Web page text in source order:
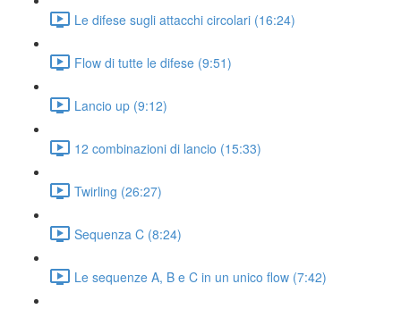
Le difese sugli attacchi circolari (16:24)
Flow di tutte le difese (9:51)
Lancio up (9:12)
12 combinazioni di lancio (15:33)
Twirling (26:27)
Sequenza C (8:24)
Le sequenze A, B e C in un unico flow (7:42)